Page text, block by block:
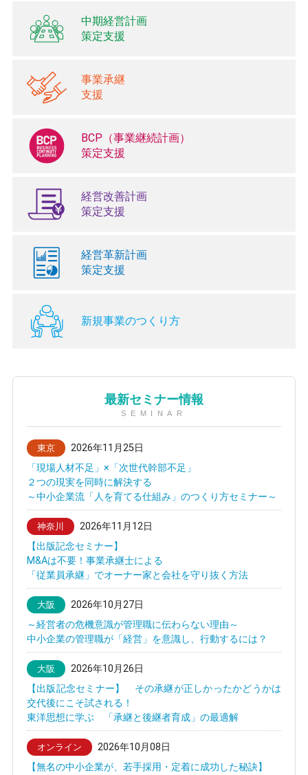
中期経営計画
策定支援
事業承継
支援
BCP（事業継続計画）
策定支援
経営改善計画
策定支援
経営革新計画
策定支援
新規事業のつくり方
最新セミナー情報
SEMINAR
東京
2026年11月25日
「現場人材不足」×「次世代幹部不足」
２つの現実を同時に解決する
～中小企業流「人を育てる仕組み」のつくり方セミナー～
神奈川
2026年11月12日
【出版記念セミナー】
M&Aは不要！事業承継士による
「従業員承継」でオーナー家と会社を守り抜く方法
大阪
2026年10月27日
～経営者の危機意識が管理職に伝わらない理由～
中小企業の管理職が「経営」を意識し、行動するには？
大阪
2026年10月26日
【出版記念セミナー】 その承継が正しかったかどうかは
交代後にこそ試される！
東洋思想に学ぶ 「承継と後継者育成」の最適解
オンライン
2026年10月08日
【無名の中小企業が、若手採用・定着に成功した秘訣】